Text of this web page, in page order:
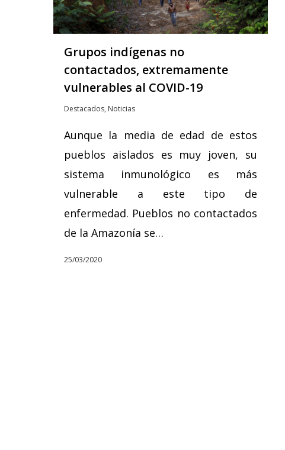
Grupos indígenas no
contactados, extremamente
vulnerables al COVID-19
Destacados, Noticias
Aunque la media de edad de estos
pueblos aislados es muy joven, su
sistema inmunológico es más
vulnerable a este tipo de
enfermedad. Pueblos no contactados
de la Amazonía se…
25/03/2020